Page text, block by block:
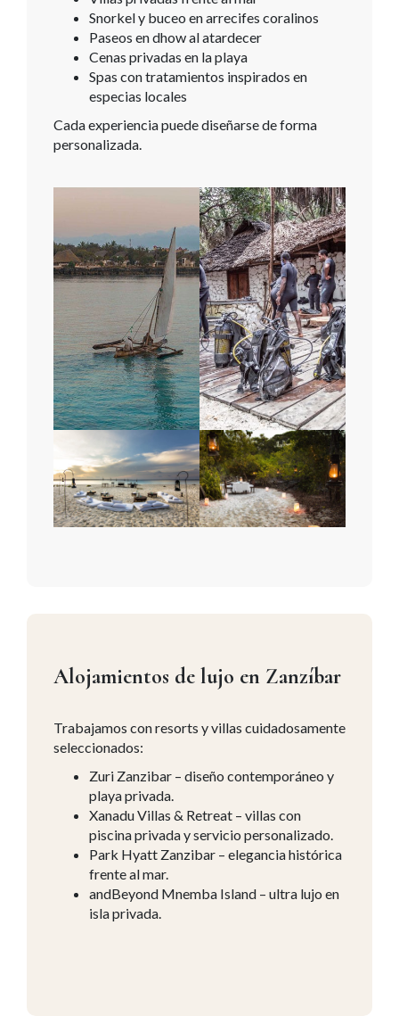
Snorkel y buceo en arrecifes coralinos
Paseos en dhow al atardecer
Cenas privadas en la playa
Spas con tratamientos inspirados en
especias locales
Cada experiencia puede diseñarse de forma
personalizada.
Alojamientos de lujo en Zanzíbar
Trabajamos con resorts y villas cuidadosamente
seleccionados:
Zuri Zanzibar – diseño contemporáneo y
playa privada.
Xanadu Villas & Retreat – villas con
piscina privada y servicio personalizado.
Park Hyatt Zanzibar – elegancia histórica
frente al mar.
andBeyond Mnemba Island – ultra lujo en
isla privada.